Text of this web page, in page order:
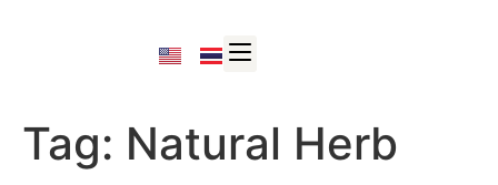
Tag: Natural Herb